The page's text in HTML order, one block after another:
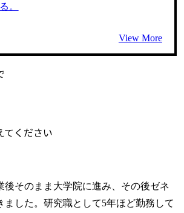
。
View More
てください
後そのまま大学院に進み、その後ゼネ
ました。研究職として5年ほど勤務して